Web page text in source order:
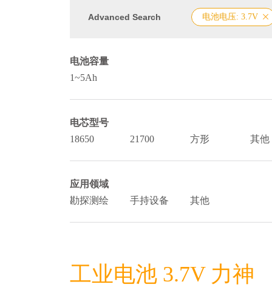
Advanced Search 电池电压: 3.7V
电池容量
1~5Ah
电芯型号
18650
21700 方形 其他
应用领域
勘探测绘
手持设备 其他
工业电池 3.7V 力神